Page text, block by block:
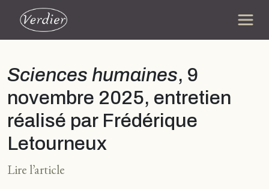
Sciences humaines, 9
novembre 2025, entretien
réalisé par Frédérique
Letourneux
Lire l’article